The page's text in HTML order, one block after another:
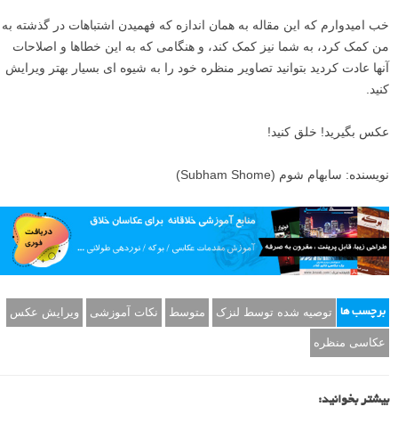
خب امیدوارم که این مقاله به همان اندازه که فهمیدن اشتباهات در گذشته به
من کمک کرد، به شما نیز کمک کند، و هنگامی که به این خطاها و اصلاحات
آنها عادت کردید بتوانید تصاویر منظره خود را به شیوه ای بسیار بهتر ویرایش
کنید.
عکس بگیرید! خلق کنید!
نویسنده: سابهام شوم (Subham Shome)
برچسب ها توصیه شده توسط لنزک متوسط نکات آموزشی ویرایش عکس
عکاسی منظره
بیشتر بخوانید: